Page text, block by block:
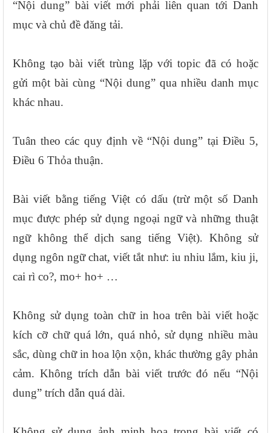
“Nội dung” bài viết mới phải liên quan tới Danh
mục và chủ đề đăng tải.
Không tạo bài viết trùng lặp với topic đã có hoặc
gửi một bài cùng “Nội dung” qua nhiều danh mục
khác nhau.
Tuân theo các quy định về “Nội dung” tại Điều 5,
Điều 6 Thỏa thuận.
Bài viết bằng tiếng Việt có dấu (trừ một số Danh
mục được phép sử dụng ngoại ngữ và những thuật
ngữ không thể dịch sang tiếng Việt). Không sử
dụng ngôn ngữ chat, viết tắt như: iu nhiu lắm, kiu ji,
cai rì co?, mo+ ho+ …
Không sử dụng toàn chữ in hoa trên bài viết hoặc
kích cỡ chữ quá lớn, quá nhỏ, sử dụng nhiều màu
sắc, dùng chữ in hoa lộn xộn, khác thường gây phản
cảm. Không trích dẫn bài viết trước đó nếu “Nội
dung” trích dẫn quá dài.